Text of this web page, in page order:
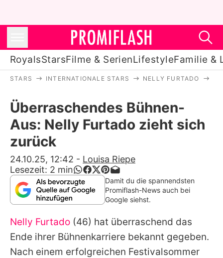
RoyalsStarsFilme & SerienLifestyleFamilie &
Stars
Filme & Serien
Lifestyle
Familie & Liebe
Promiflash Exklusiv
Alle Themen auf Promiflash
Jobs
STARS INTERNATIONALE STARS NELLY FURTADO
Überraschendes Bühnen-
Aus: Nelly Furtado zieht sich
zurück
24.10.25, 12:42 - Louisa Riepe
Lesezeit: 2 min
Damit du die spannendsten
Promiflash-News auch bei
Google siehst.
Nelly Furtado (46) hat überraschend das
Ende ihrer Bühnenkarriere bekannt gegeben.
Nach einem erfolgreichen Festivalsommer